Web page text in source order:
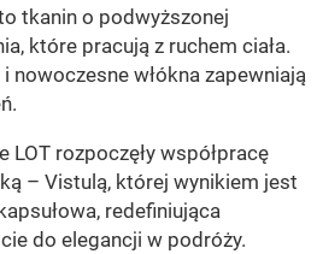
tkanin o podwyższonej
które pracują z ruchem ciała.
nowoczesne włókna zapewniają
LOT rozpoczęły współpracę
– Vistulą, której wynikiem jest
redefiniująca
do elegancji w podróży.